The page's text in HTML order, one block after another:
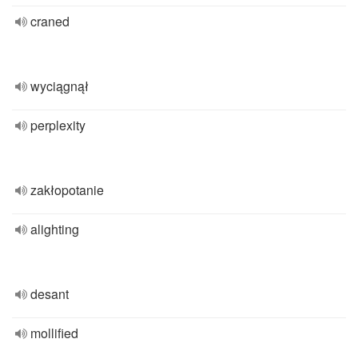
craned
wyciągnął
perplexity
zakłopotanie
alighting
desant
mollified